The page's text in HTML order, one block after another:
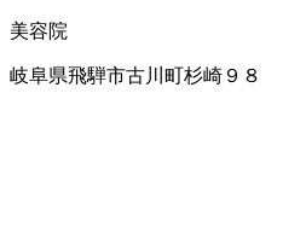
美容院
岐阜県飛騨市古川町杉崎９８